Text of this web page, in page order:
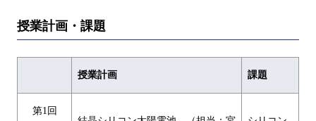
授業計画・課題
授業計画 課題
第1回